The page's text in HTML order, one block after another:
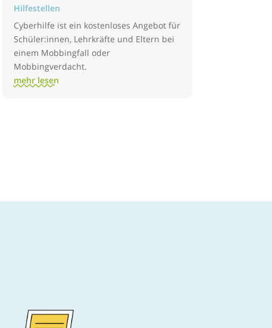
Hilfestellen
Cyberhilfe ist ein kostenloses Angebot für
Schüler:innen, Lehrkräfte und Eltern bei
einem Mobbingfall oder
Mobbingverdacht.
mehr lesen